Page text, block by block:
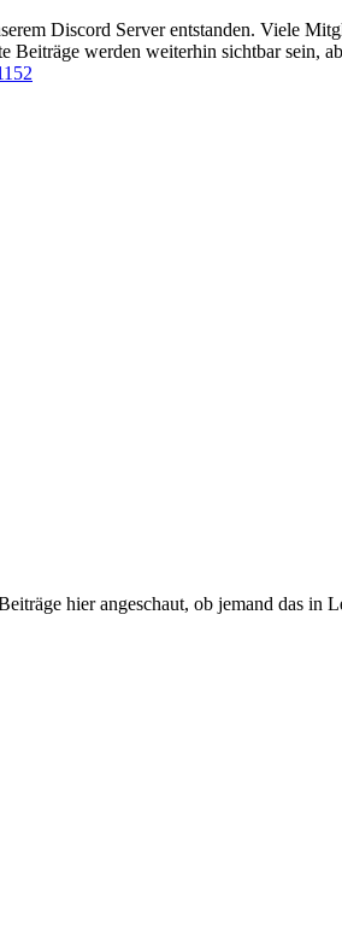
Discord Server entstanden. Viele
Beiträge werden weiterhin sichtbar
hier angeschaut, ob jemand das